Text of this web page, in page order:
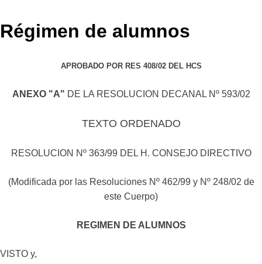
Régimen de alumnos
APROBADO POR RES 408/02 DEL HCS
ANEXO "A" DE LA RESOLUCION DECANAL Nº 593/02
TEXTO ORDENADO
RESOLUCION Nº 363/99 DEL H. CONSEJO DIRECTIVO
(Modificada por las Resoluciones Nº 462/99 y Nº 248/02 de
este Cuerpo)
REGIMEN DE ALUMNOS
VISTO y,